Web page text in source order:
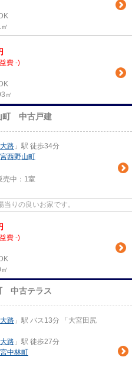
費 -)
㎡
町 中古戸建
路 」駅 徒歩34分
西野山町
中： 1室
りの良いお家です。
費 -)
中古テラス
路 」駅 バス13分 「大宮田尻
路 」駅 徒歩27分
中林町